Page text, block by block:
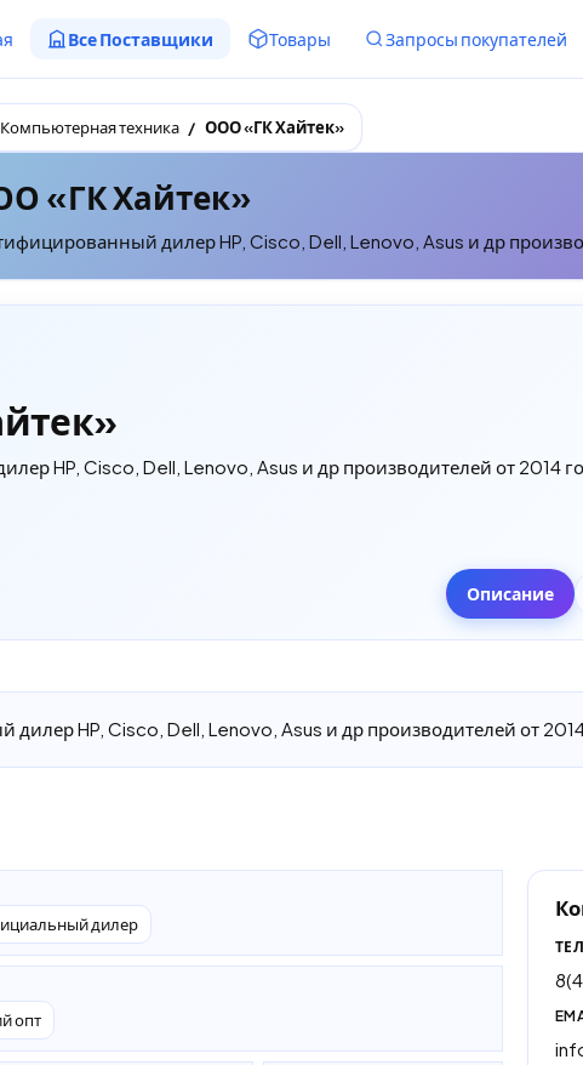
Все Поставщики Товары Запросы покупателей
Компьютерная техника ООО «ГК Хайтек»
«ГК Хайтек»
дилер HP, Cisco, Dell, Lenovo, Asus и др
HP, Cisco, Dell, Lenovo, Asus и др производителей от 2014
Описание
HP, Cisco, Dell, Lenovo, Asus и др производителей от
дилер
опт